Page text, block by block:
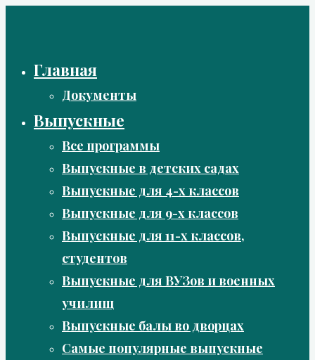
Главная
Документы
Выпускные
Все программы
Выпускные в детских садах
Выпускные для 4-х классов
Выпускные для 9-х классов
Выпускные для 11-х классов,
студентов
Выпускные для ВУЗов и военных
училищ
Выпускные балы во дворцах
Самые популярные выпускные